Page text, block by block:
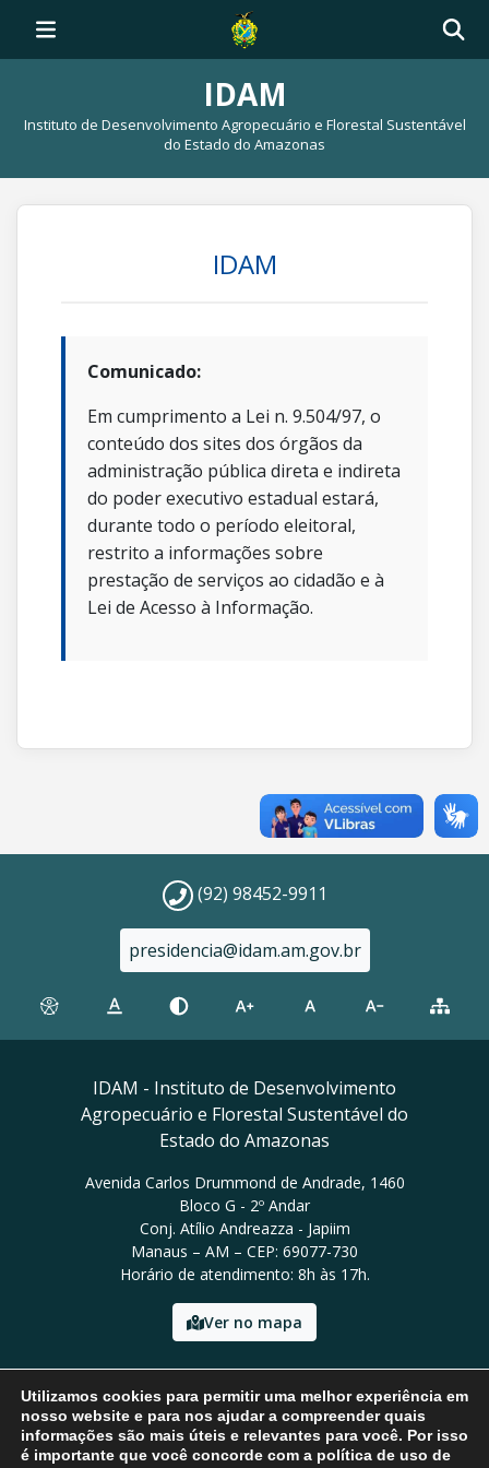
IDAM
Instituto de Desenvolvimento Agropecuário e Florestal Sustentável
do Estado do Amazonas
IDAM
Comunicado:
Em cumprimento a Lei n. 9.504/97, o
conteúdo dos sites dos órgãos da
administração pública direta e indireta
do poder executivo estadual estará,
durante todo o período eleitoral,
restrito a informações sobre
prestação de serviços ao cidadão e à
Lei de Acesso à Informação.
(92) 98452-9911
presidencia@idam.am.gov.br
IDAM - Instituto de Desenvolvimento
Agropecuário e Florestal Sustentável do
Estado do Amazonas
Avenida Carlos Drummond de Andrade, 1460
Bloco G - 2º Andar
Conj. Atílio Andreazza - Japiim
Manaus – AM – CEP: 69077-730
Horário de atendimento: 8h às 17h.
Ver no mapa
Email: presidencia@idam.am.gov.br
Tel: (92) 98452-9911
Utilizamos cookies para permitir uma melhor experiência em
nosso website e para nos ajudar a compreender quais
informações são mais úteis e relevantes para você. Por isso
é importante que você concorde com a política de uso de